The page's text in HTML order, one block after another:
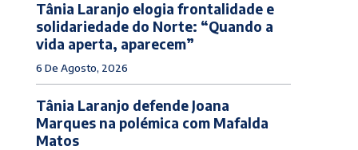
Tânia Laranjo elogia frontalidade e
solidariedade do Norte: “Quando a
vida aperta, aparecem”
6 De Agosto, 2026
Tânia Laranjo defende Joana
Marques na polémica com Mafalda
Matos